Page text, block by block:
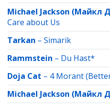
Michael Jackson (Майкл
Care about Us
Tarkan – Simarik
Rammstein – Du Hast*
Doja Cat – 4 Morant
Michael Jackson (Майкл